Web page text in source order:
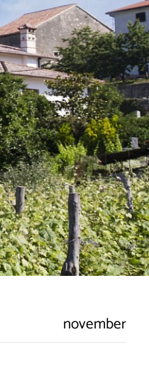
november